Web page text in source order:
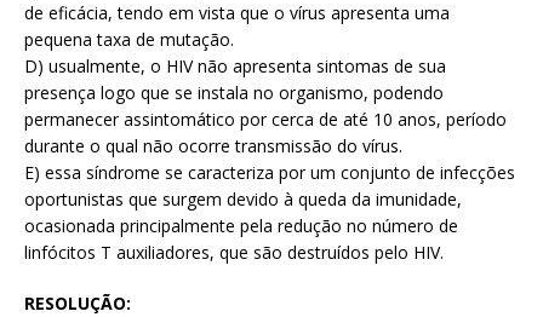
de eficácia, tendo em vista que o vírus apresenta uma
pequena taxa de mutação.
D) usualmente, o HIV não apresenta sintomas de sua
presença logo que se instala no organismo, podendo
permanecer assintomático por cerca de até 10 anos, período
durante o qual não ocorre transmissão do vírus.
E) essa síndrome se caracteriza por um conjunto de infecções
oportunistas que surgem devido à queda da imunidade,
ocasionada principalmente pela redução no número de
linfócitos T auxiliadores, que são destruídos pelo HIV.
RESOLUÇÃO: